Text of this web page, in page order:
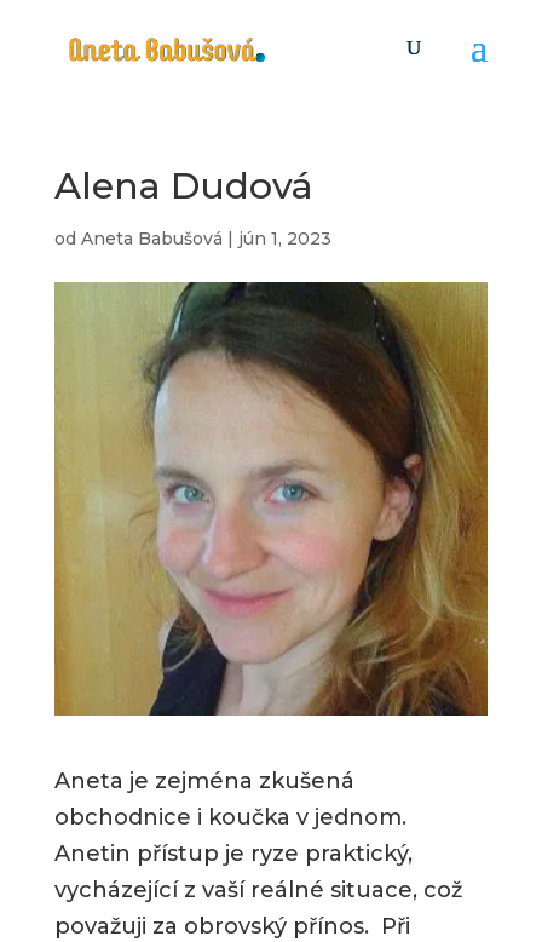
Alena Dudová
od Aneta Babušová | jún 1, 2023
Aneta je zejména zkušená
obchodnice i koučka v jednom.
Anetin přístup je ryze praktický,
vycházející z vaší reálné situace, což
považuji za obrovský přínos. Při